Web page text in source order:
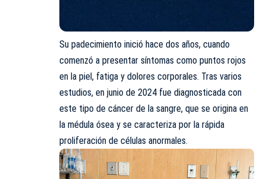
Su padecimiento inició hace dos años, cuando
comenzó a presentar síntomas como puntos rojos
en la piel, fatiga y dolores corporales. Tras varios
estudios, en junio de 2024 fue diagnosticada con
este tipo de cáncer de la sangre, que se origina en
la médula ósea y se caracteriza por la rápida
proliferación de células anormales.